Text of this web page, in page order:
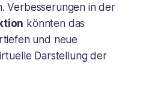
Verbesserungen in der
könnten das
und neue
Darstellung der